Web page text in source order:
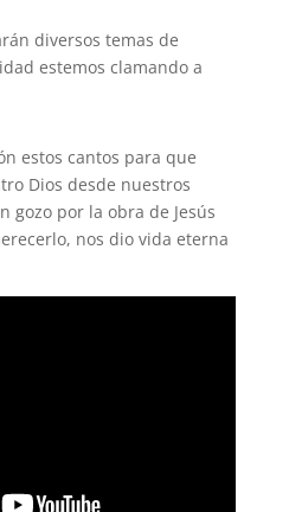
diversos temas de
estemos clamando a
estos cantos para que
Dios desde nuestros
gozo por la obra de Jesús
nos dio vida eterna